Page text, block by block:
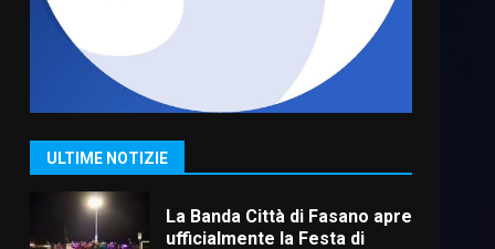
ULTIME NOTIZIE
7
1
Serie D, l’Us Fasano non
molla e conferma di voler
ricorrere per ottenere
La Banda Città di Fasano apre
ufficialmente la Festa di